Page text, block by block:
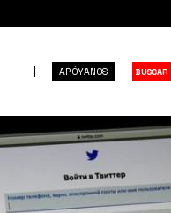
APÓYANOS